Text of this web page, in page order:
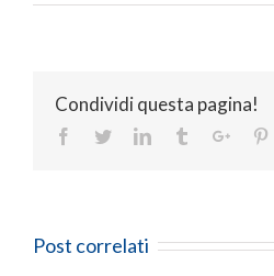
Condividi questa pagina!
Facebook
TwitterLinkedinTumblr
Post correlati